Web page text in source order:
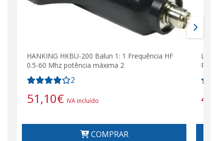
HANKING HKBU-200 Balun 1: 1 Frequência HF
0.5-60 Mhz potência máxima 2
2
51,10€ IVA incluído
COMPRAR